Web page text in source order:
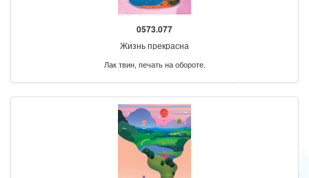
0573.077
Жизнь прекрасна
Лак твин, печать на обороте.